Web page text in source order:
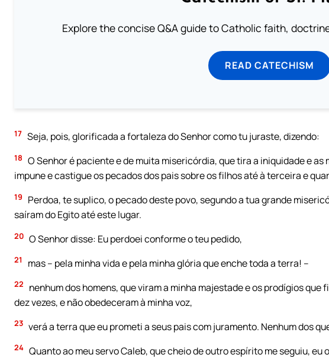
Explore the concise Q&A guide to Catholic faith,
READ CATECHISM
17 Seja, pois, glorificada a fortaleza do Senhor como tu juraste, dizendo:
18 O Senhor é paciente e de muita misericórdia, que tira a iniquidade e
impune e castigue os pecados dos pais sobre os filhos até à terceira e
19
Perdoa, te suplico, o pecado deste povo, segundo a tua grande
saíram do Egito até este lugar.
20 O Senhor disse: Eu perdoei conforme o teu pedido,
21 mas – pela minha vida e pela minha glória que enche toda a terra! –
22
nenhum dos homens, que viram a minha majestade e os prodígios que
dez vezes, e não obedeceram à minha voz,
23 verá a terra que eu prometi a seus pais com juramento. Nenhum dos
24 Quanto ao meu servo Caleb, que cheio de outro espírito me seguiu,